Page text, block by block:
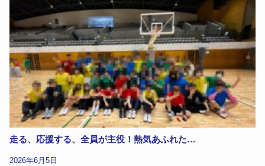
走る、応援する、全員が主役！熱気あふれた…
2026年6月5日